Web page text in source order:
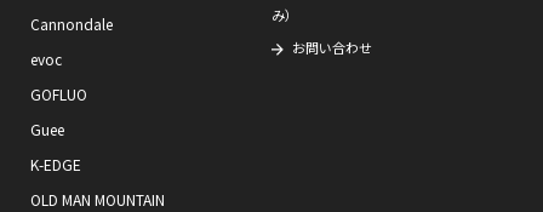
Cannondale
evoc
GOFLUO
Guee
K-EDGE
OLD MAN MOUNTAIN
み）
お問い合わせ